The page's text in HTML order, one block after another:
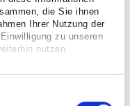
die Sie ihnen
Ihrer Nutzung der
zu unseren
nutzen.
eine Gruppe von
um die
zu einer
viele verschiedene